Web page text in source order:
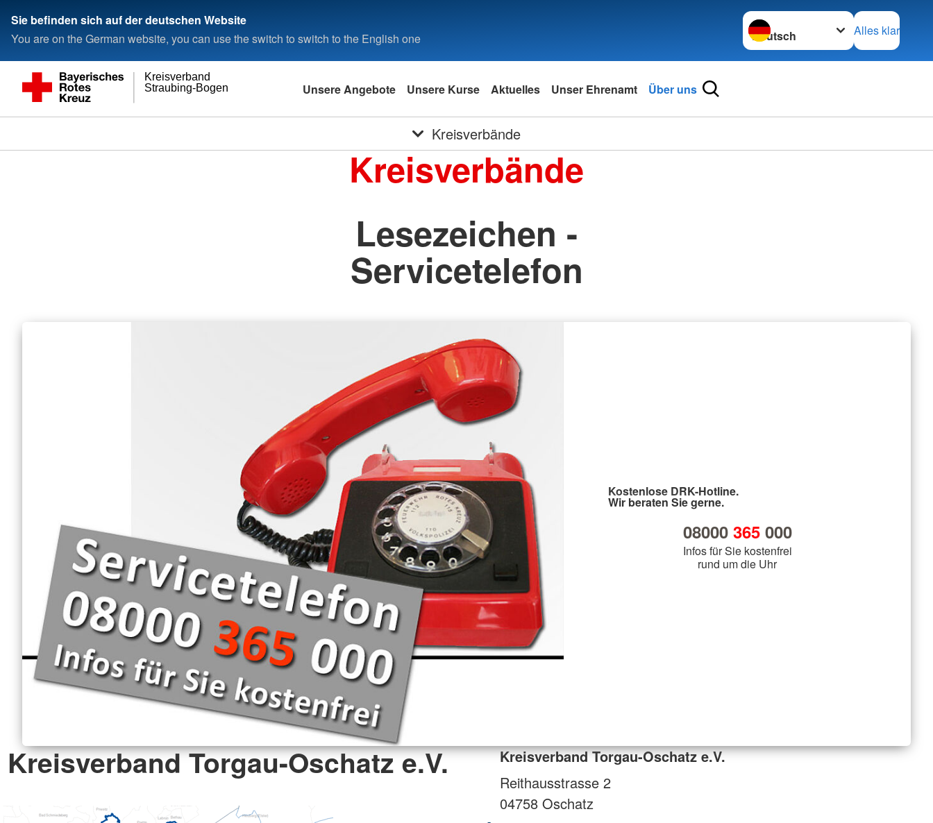
Sie befinden sich auf der deutschen Website
You are on the German website, you can use the switch to switch to the English one
Sprache wechseln zu
Alles klar
Straubing-Bogen
Kreisverband
Unsere Angebote Unsere Kurse Aktuelles Unser Ehrenamt Über uns
Kreisverbände
Kreisverbände
Lesezeichen -
Servicetelefon
Kostenlose DRK-Hotline.
Wir beraten Sie gerne.
08000 365000
Infos für Sie kostenfrei
rund um die Uhr
Kreisverband Torgau-Oschatz e.V.
Kreisverband Torgau-Oschatz e.V.
Reithausstrasse 2
04758 Oschatz